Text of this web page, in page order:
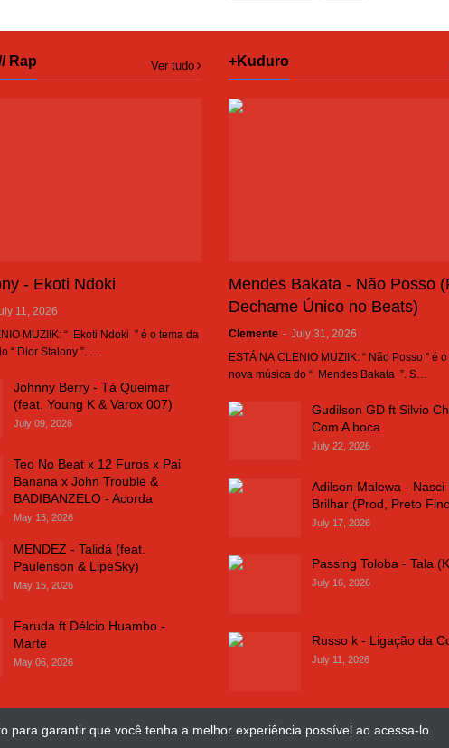
para garantir que você tenha a melhor experiência possível ao acessa-lo.
Rap Ver tudo
- Ekoti Ndoki
11, 2026
MUZIIK: “ Ekoti Ndoki ” é o tema da
“ Dior Stalony ”. …
Johnny Berry - Tá Queimar
(feat. Young K & Varox 007)
July 09, 2026
Teo No Beat x 12 Furos x Pai
Banana x John Trouble &
BADIBANZELO - Acorda
May 15, 2026
MENDEZ - Talidá (feat.
Paulenson & LipeSky)
May 15, 2026
Faruda ft Délcio Huambo -
Marte
May 06, 2026
+Kuduro
Mendes Bakata - Não Posso
Dechame Único no Beats)
Clemente - July 31, 2026
ESTÁ NA CLENIO MUZIIK: “ Não Posso ” é
nova música do “ Mendes Bakata ”. S…
Gudilson GD ft Silvio
Com A boca
July 22, 2026
Adilson Malewa - Nasci
Brilhar (Prod, Preto
July 17, 2026
Passing Toloba - Tala
July 16, 2026
Russo k - Ligação da
July 11, 2026